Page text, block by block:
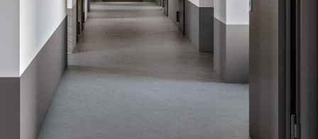
Характеристики
О помещении
Где находится
Контакты
Другие объявления
Характеристики помещения
№ объявления